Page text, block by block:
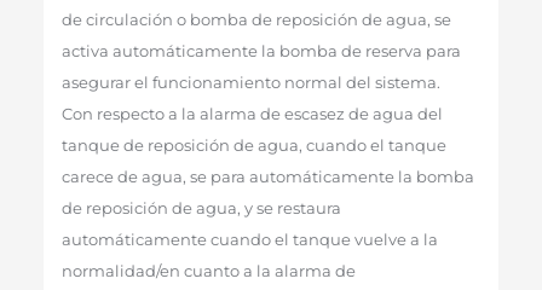
de circulación o bomba de reposición de agua, se
activa automáticamente la bomba de reserva para
asegurar el funcionamiento normal del sistema.
Con respecto a la alarma de escasez de agua del
tanque de reposición de agua, cuando el tanque
carece de agua, se para automáticamente la bomba
de reposición de agua, y se restaura
automáticamente cuando el tanque vuelve a la
normalidad/en cuanto a la alarma de